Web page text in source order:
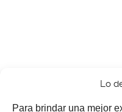
Lo
Para brindar una mejor